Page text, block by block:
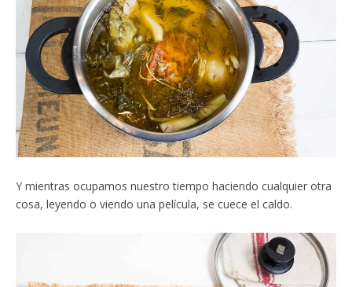
Y mientras ocupamos nuestro tiempo haciendo cualquier otra
cosa, leyendo o viendo una película, se cuece el caldo.